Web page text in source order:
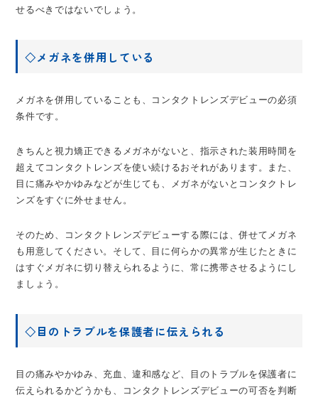
せるべきではないでしょう。
◇メガネを併用している
メガネを併用していることも、コンタクトレンズデビューの必須
条件です。
きちんと視力矯正できるメガネがないと、指示された装用時間を
超えてコンタクトレンズを使い続けるおそれがあります。また、
目に痛みやかゆみなどが生じても、メガネがないとコンタクトレ
ンズをすぐに外せません。
そのため、コンタクトレンズデビューする際には、併せてメガネ
も用意してください。そして、目に何らかの異常が生じたときに
はすぐメガネに切り替えられるように、常に携帯させるようにし
ましょう。
◇目のトラブルを保護者に伝えられる
目の痛みやかゆみ、充血、違和感など、目のトラブルを保護者に
伝えられるかどうかも、コンタクトレンズデビューの可否を判断